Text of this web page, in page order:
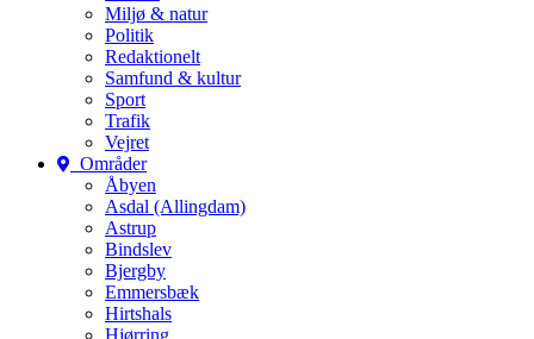
Miljø & natur
Politik
Redaktionelt
Samfund & kultur
Sport
Trafik
Vejret
Områder
Åbyen
Asdal (Allingdam)
Astrup
Bindslev
Bjergby
Emmersbæk
Hirtshals
Hjørring